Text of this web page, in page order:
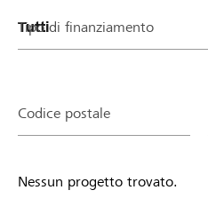
Tipo di finanziamento
Codice postale
Nessun progetto trovato.